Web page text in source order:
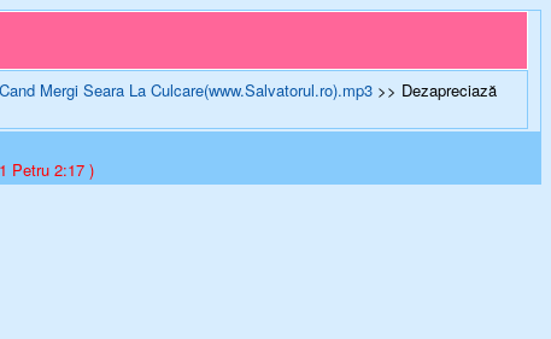
Mergi Seara La Culcare(www.Salvatorul.ro).mp3 >> Dezapreciază
Petru 2:17 )